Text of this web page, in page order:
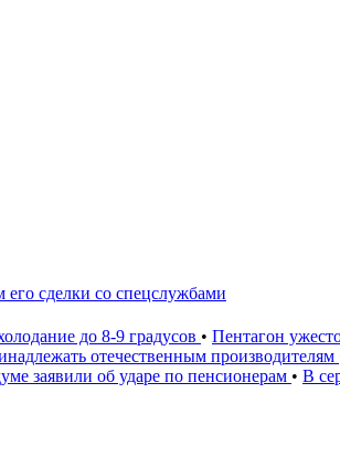
сделки со спецслужбами
до 8-9 градусов • Пентагон
отечественным производителям
заявили об ударе по пенсионерам • В